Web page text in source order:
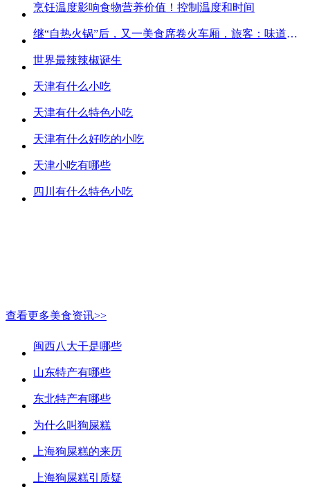
烹饪温度影响食物营养价值！控制温度和时间
继“自热火锅”后，又一美食席卷火车厢，旅客：味道好吃又方便
世界最辣辣椒诞生
天津有什么小吃
天津有什么特色小吃
天津有什么好吃的小吃
天津小吃有哪些
四川有什么特色小吃
查看更多美食资讯>>
闽西八大干是哪些
山东特产有哪些
东北特产有哪些
为什么叫狗屎糕
上海狗屎糕的来历
上海狗屎糕引质疑